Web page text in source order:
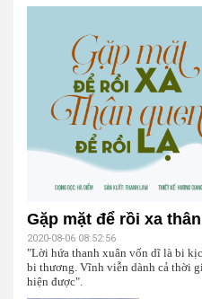
Gặp mặt để rồi xa
2020-08-06 08:52:56
"Lời hứa thanh xuân vốn dĩ là bi
bi thương. Vĩnh viễn dành cả thời
hiện được".